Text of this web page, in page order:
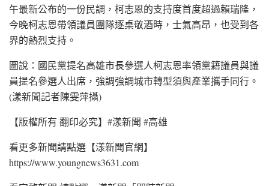
午最新公布的一份民調，柯志恩的支持度首度超過賴瑞隆，
今晚柯志恩帶領議員團隊逐桌敬酒時，士氣高昂，也受到各
界的熱烈支持。
圖說：國民黨提名高雄市長參選人柯志恩率領黨籍議員與議
員提名參選人出席，強調強調城市轉型須與產業攜手同行。
(漾新聞記者陳雯萍攝)
【版權所有 翻印必究】#漾新聞 #高雄
看更多新聞請點選【漾新聞官網】
https://www.youngnews3631.com